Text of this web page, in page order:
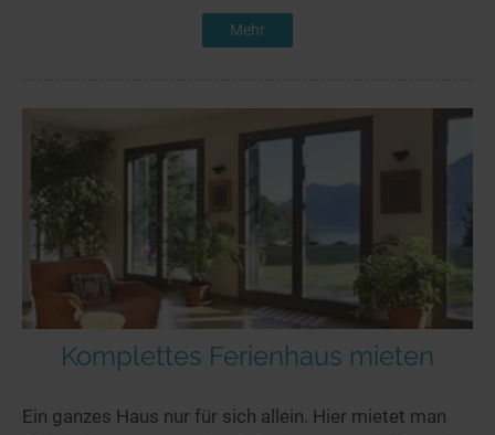
Mehr
Komplettes Ferienhaus mieten
Ein ganzes Haus nur für sich allein. Hier mietet man